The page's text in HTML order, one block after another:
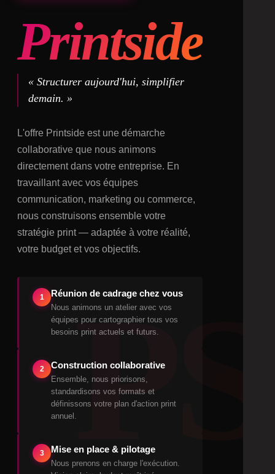
PS
Printside
« Structurer aujourd'hui, simplifier
demain. »
L'offre Printside est une démarche
collaborative que nous animons
directement dans votre entreprise. En
travaillant avec vos équipes
communication, marketing ou commerce,
nous construisons ensemble votre
stratégie print — adaptée à votre réalité,
votre budget et vos objectifs.
1 Réunion de cadrage chez vous
Nous animons un atelier avec vos
équipes pour cartographier tous vos
besoins print actuels et futurs.
2 Construction collaborative
Ensemble, nous priorisons,
standardisons vos formats et
définissons votre plan d'action print
annuel.
3 Mise en place & pilotage
Nous prenons en charge l'exécution.